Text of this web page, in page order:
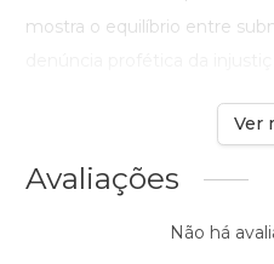
mostra o equilíbrio entre
Ver
Avaliações
Não há